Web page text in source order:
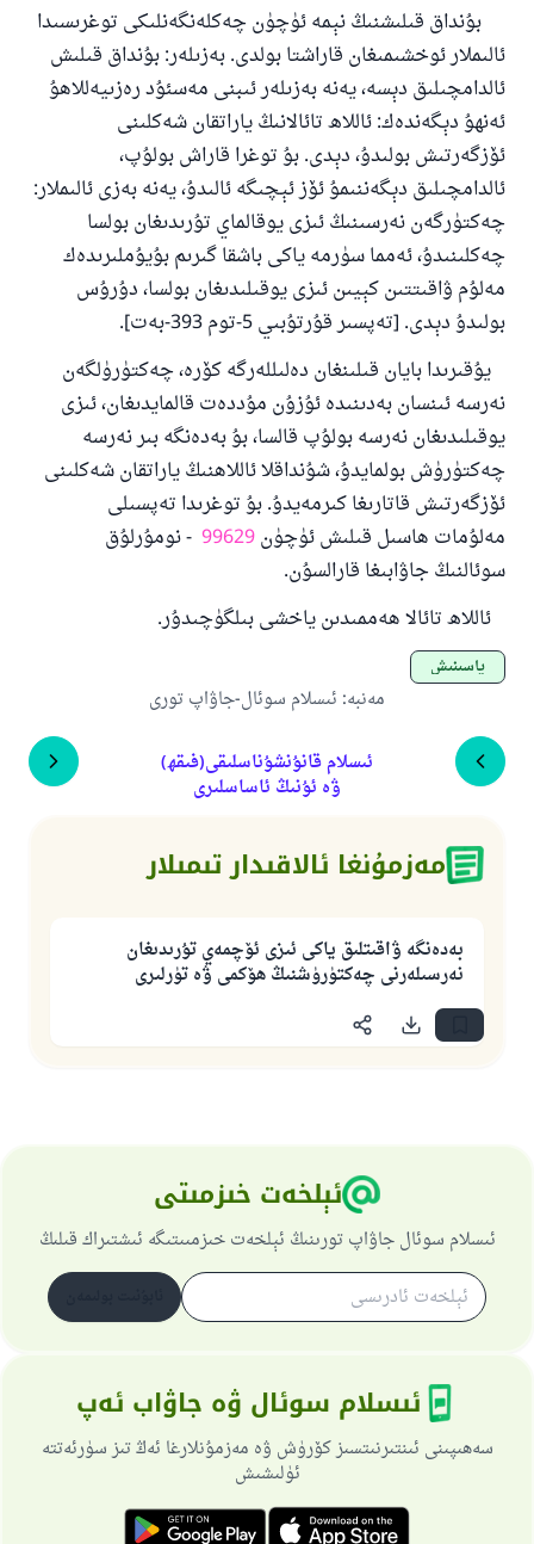
بۇنداق قىلىشنىڭ نېمە ئۈچۈن چەكلەنگەنلىكى توغرىسىدا
ئالىملار ئوخشىمىغان قاراشتا بولدى. بەزىلەر: بۇنداق قىلىش
ئالدامچىلىق دېسە، يەنە بەزىلەر ئىبنى مەسئۇد رەزىيەللاھۇ
ئەنھۇ دېگەندەك: ئاللاھ تائالانىڭ ياراتقان شەكلىنى
ئۆزگەرتىش بولىدۇ، دېدى. بۇ توغرا قاراش بولۇپ،
ئالدامچىلىق دېگەننىمۇ ئۆز ئېچىگە ئالىدۇ، يەنە بەزى ئالىملار:
چەكتۈرگەن نەرسىنىڭ ئىزى يوقالماي تۇرىدىغان بولسا
چەكلىنىدۇ، ئەمما سۈرمە ياكى باشقا گىرىم بۇيۇملىرىدەك
مەلۇم ۋاقىتتىن كېيىن ئىزى يوقىلىدىغان بولسا، دۇرۇس
بولىدۇ دېدى. [تەپسىر قۇرتۇبىي 5-توم 393-بەت].
يۇقىرىدا بايان قىلىنغان دەلىللەرگە كۆرە، چەكتۈرۈلگەن
نەرسە ئىنسان بەدىنىدە ئۇزۇن مۇددەت قالمايدىغان، ئىزى
يوقىلىدىغان نەرسە بولۇپ قالسا، بۇ بەدەنگە بىر نەرسە
چەكتۈرۈش بولمايدۇ، شۇنداقلا ئاللاھنىڭ ياراتقان شەكلىنى
ئۆزگەرتىش قاتارىغا كىرمەيدۇ. بۇ توغرىدا تەپسىلى
مەلۇمات ھاسىل قىلىش ئۈچۈن99629 - نومۇرلۇق
سوئالنىڭ جاۋابىغا قارالسۇن.
ئاللاھ تائالا ھەممىدىن ياخشى بىلگۈچىدۇر.
ياسىنىش
مەنبە: ئىسلام سوئال-جاۋاپ تورى
ئىسلام قانۇنشۇناسلىقى(فىقھ)
ۋە ئۇنىڭ ئاساسلىرى
مەزمۇنغا ئالاقىدار تىمىلار
بەدەنگە ۋاقىتلىق ياكى ئىزى ئۆچمەي تۇرىدىغان
نەرسىلەرنى چەكتۈرۈشنىڭ ھۆكمى ۋە تۈرلىرى
ئېلخەت خىزمىتى
ئىسلام سوئال جاۋاپ تورىنىڭ ئېلخەت خىزمىىتىگە ئىشتىراك قىلىڭ
ئىسلام سوئال ۋە جاۋاب ئەپ
سەھىپىنى ئىنتىرنىتسىز كۆرۈش ۋە مەزمۇنلارغا ئەڭ تىز سۈرئەتتە
ئۈلىشىش
ئۇممەتكە جاۋاپ بېرىشىمىزگە ياردەم قىلىڭ
پەيغەمبەرئەلەيھىسسالام مۇنداق دېگەن:
ياخشىلىققا باشلارپ قويغان كىشى قىلغۇچىغا
ئوخشاش ساۋاپقا ئېرىشىدۇ
مۇسلىم رىۋايەت قىلغان (1893) ھەدىس
ئىئائە